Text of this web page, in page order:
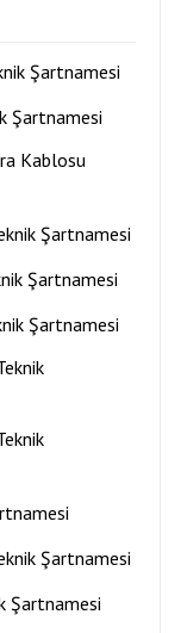
Şartnamesi
Şartnamesi
Kablosu
Şartnamesi
Şartnamesi
Şartnamesi
Şartnamesi
Şartnamesi